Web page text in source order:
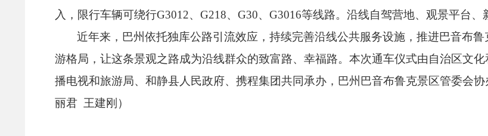
入， 限行车辆可绕行G3012、 G218、 G30、 G3016等线路。 沿线自驾营地、 观景平台、
近年来， 巴州依托独库公路引流效应，持续完善沿线公共服务设施，推进巴音布
游格局， 让这条景观之路成为沿线群众的致富路、 幸福路。 本次通车仪式由自治区文化
播电视和旅游局、 和静县人民政府、 携程集团共同承办， 巴州巴音布鲁克景区管委会协
丽君 王建刚）